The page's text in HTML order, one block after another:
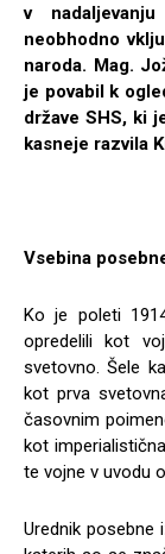
v
neobhodno
naroda. Mag.
je povabil k
države SHS, ki
kasneje razvila
Vsebina
Ko je poleti
oprede­lili kot
svetovno. Šele
kot prva
časovnim
kot
te vojne v uvodu
Urednik posebne